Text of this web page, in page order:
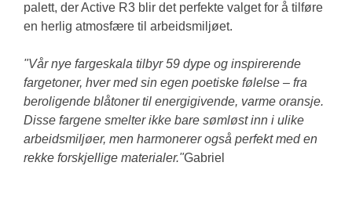
palett, der Active R3 blir det perfekte valget for å tilføre
en herlig atmosfære til arbeidsmiljøet.
"Vår nye fargeskala tilbyr 59 dype og inspirerende
fargetoner, hver med sin egen poetiske følelse – fra
beroligende blåtoner til energigivende, varme oransje.
Disse fargene smelter ikke bare sømløst inn i ulike
arbeidsmiljøer, men harmonerer også perfekt med en
rekke forskjellige materialer."Gabriel